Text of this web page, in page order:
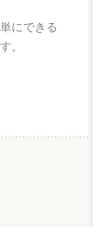
にできる
。